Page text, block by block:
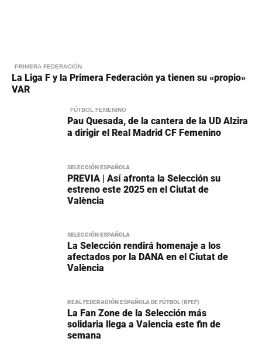
PRIMERA FEDERACIÓN
La Liga F y la Primera Federación ya tienen su «propio»
VAR
FÚTBOL FEMENINO
Pau Quesada, de la cantera de la UD Alzira
a dirigir el Real Madrid CF Femenino
SELECCIÓN ESPAÑOLA
PREVIA | Así afronta la Selección su
estreno este 2025 en el Ciutat de
València
SELECCIÓN ESPAÑOLA
La Selección rendirá homenaje a los
afectados por la DANA en el Ciutat de
València
REAL FEDERACIÓN ESPAÑOLA DE FÚTBOL (RFEF)
La Fan Zone de la Selección más
solidaria llega a Valencia este fin de
semana